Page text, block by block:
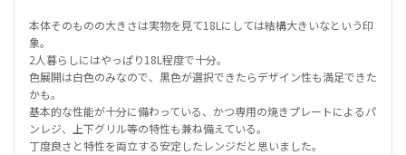
本体そのものの大きさは実物を見て18Lにしては結構大きいなという印
象。
2人暮らしにはやっぱり18L程度で十分。
色展開は白色のみなので、黒色が選択できたらデザイン性も満足できた
かも。
基本的な性能が十分に備わっている、かつ専用の焼きプレートによるパ
ンレジ、上下グリル等の特性も兼ね備えている。
丁度良さと特性を両立する安定したレンジだと思いました。